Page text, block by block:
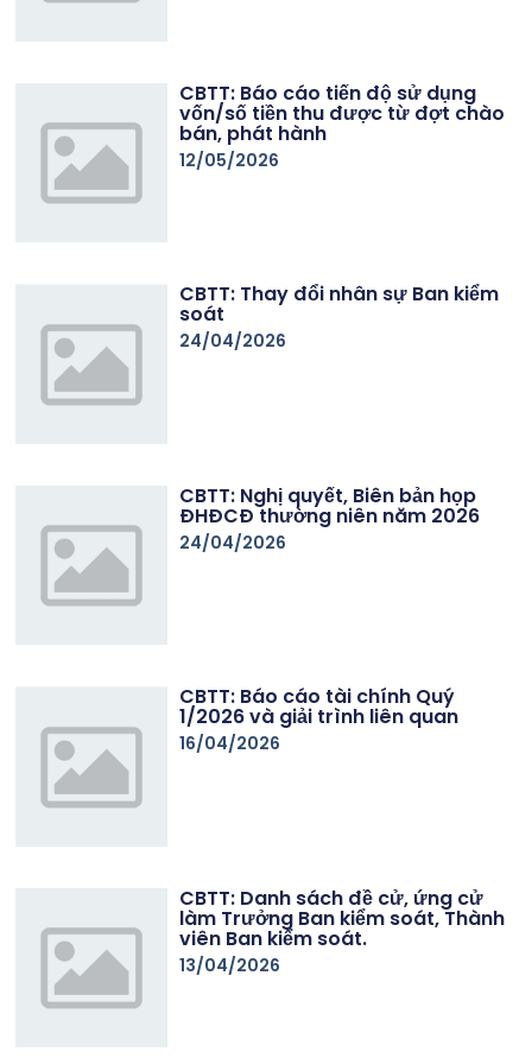
CBTT: Báo cáo tiến độ sử dụng
vốn/số tiền thu được từ đợt chào
bán, phát hành
12/05/2026
CBTT: Thay đổi nhân sự Ban kiểm
soát
24/04/2026
CBTT: Nghị quyết, Biên bản họp
ĐHĐCĐ thường niên năm 2026
24/04/2026
CBTT: Báo cáo tài chính Quý
1/2026 và giải trình liên quan
16/04/2026
CBTT: Danh sách đề cử, ứng cử
làm Trưởng Ban kiểm soát, Thành
viên Ban kiểm soát.
13/04/2026